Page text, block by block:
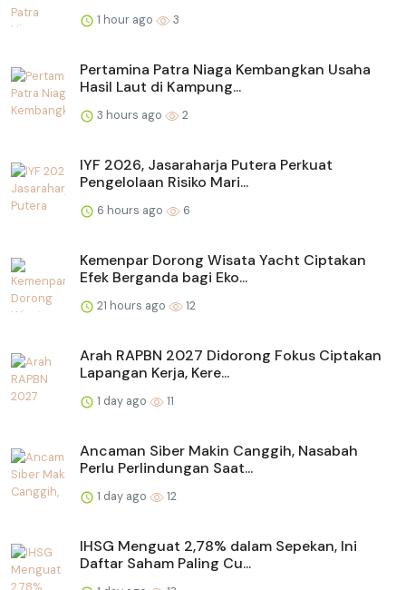
1 hour ago 3
Pertamina Patra Niaga Kembangkan Usaha
Hasil Laut di Kampung...
3 hours ago 2
IYF 2026, Jasaraharja Putera Perkuat
Pengelolaan Risiko Mari...
6 hours ago 6
Kemenpar Dorong Wisata Yacht Ciptakan
Efek Berganda bagi Eko...
21 hours ago 12
Arah RAPBN 2027 Didorong Fokus Ciptakan
Lapangan Kerja, Kere...
1 day ago 11
Ancaman Siber Makin Canggih, Nasabah
Perlu Perlindungan Saat...
1 day ago 12
IHSG Menguat 2,78% dalam Sepekan, Ini
Daftar Saham Paling Cu...